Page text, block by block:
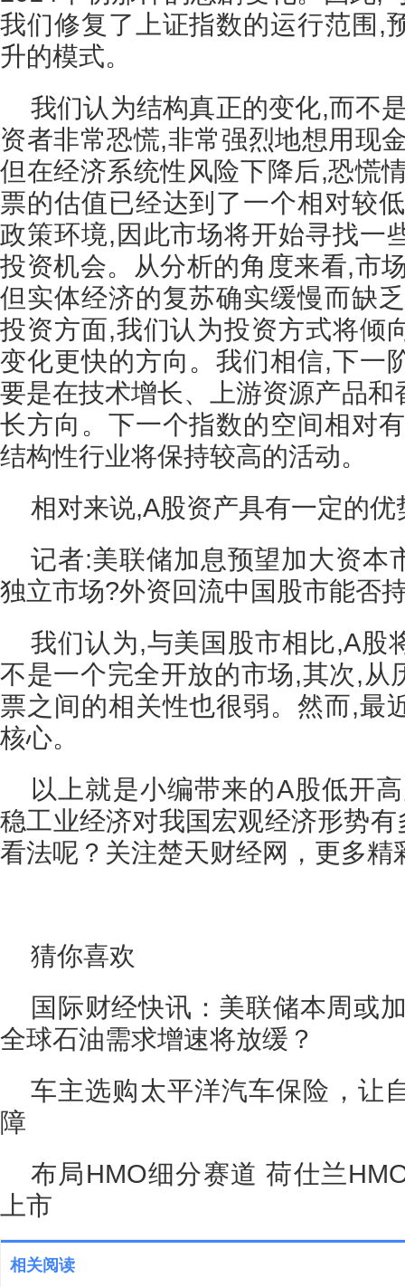
我们修复了上证指数的运行范围,
升的模式。
我们认为结构真正的变化,而不
资者非常恐慌,非常强烈地想用现
但在经济系统性风险下降后,恐慌
票的估值已经达到了一个相对较
政策环境,因此市场将开始寻找一
投资机会。从分析的角度来看,市
但实体经济的复苏确实缓慢而缺
投资方面,我们认为投资方式将倾
变化更快的方向。我们相信,下一
要是在技术增长、上游资源产品
长方向。下一个指数的空间相对
结构性行业将保持较高的活动。
相对来说,A股资产具有一定的优
记者:美联储加息预望加大资本
独立市场?外资回流中国股市能否
我们认为,与美国股市相比,A股
不是一个完全开放的市场,其次,从
票之间的相关性也很弱。然而,最
核心。
以上就是小编带来的A股低开
稳工业经济对我国宏观经济形势
看法呢？关注楚天财经网，更多精
猜你喜欢
国际财经快讯：美联储本周或
全球石油需求增速将放缓？
车主选购太平洋汽车保险，让
障
布局HMO细分赛道 荷仕兰
上市
相关阅读